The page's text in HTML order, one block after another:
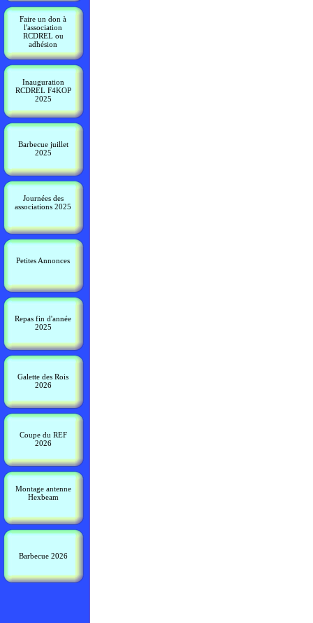
Faire un don à
l'association
RCDREL ou
adhésion
Inauguration
RCDREL F4KOP
2025
Barbecue juillet
2025
Journées des
associations 2025
Petites Annonces
Repas fin d'année
2025
Galette des Rois
2026
Coupe du REF
2026
Montage antenne
Hexbeam
Barbecue 2026